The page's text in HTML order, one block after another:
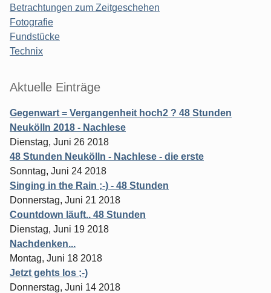
Betrachtungen zum Zeitgeschehen
Fotografie
Fundstücke
Technix
Aktuelle Einträge
Gegenwart = Vergangenheit hoch2 ? 48 Stunden
Neukölln 2018 - Nachlese
Dienstag, Juni 26 2018
48 Stunden Neukölln - Nachlese - die erste
Sonntag, Juni 24 2018
Singing in the Rain ;-) - 48 Stunden
Donnerstag, Juni 21 2018
Countdown läuft.. 48 Stunden
Dienstag, Juni 19 2018
Nachdenken...
Montag, Juni 18 2018
Jetzt gehts los ;-)
Donnerstag, Juni 14 2018